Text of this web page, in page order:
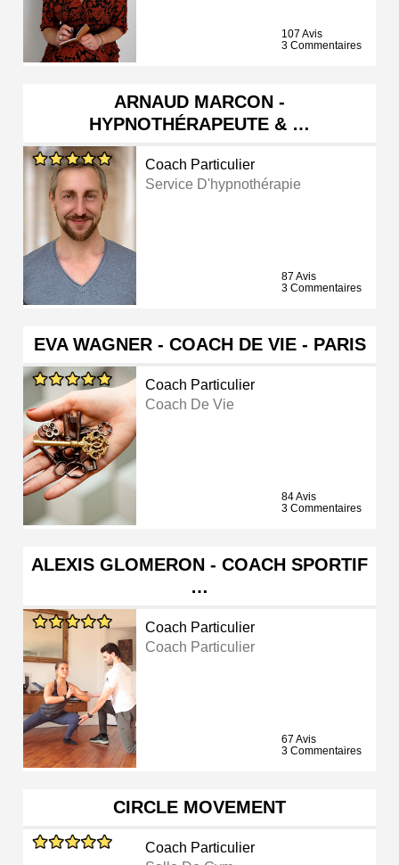
107 Avis
3 Commentaires
ARNAUD MARCON -
HYPNOTHÉRAPEUTE & …
Coach Particulier
Service D'hypnothérapie
87 Avis
3 Commentaires
EVA WAGNER - COACH DE VIE - PARIS
Coach Particulier
Coach De Vie
84 Avis
3 Commentaires
ALEXIS GLOMERON - COACH SPORTIF
…
Coach Particulier
Coach Particulier
67 Avis
3 Commentaires
CIRCLE MOVEMENT
Coach Particulier